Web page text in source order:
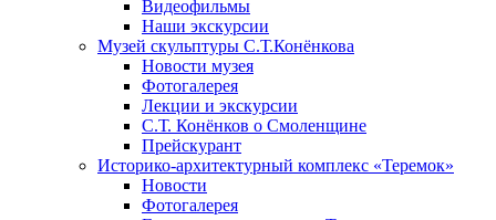
Видеофильмы
Наши экскурсии
Музей скульптуры С.Т.Конёнкова
Новости музея
Фотогалерея
Лекции и экскурсии
С.Т. Конёнков о Смоленщине
Прейскурант
Историко-архитектурный комплекс «Теремок»
Новости
Фотогалерея